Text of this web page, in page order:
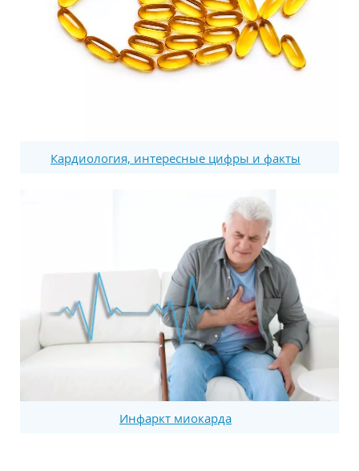
Кардиология, интересные цифры и факты
Инфаркт миокарда